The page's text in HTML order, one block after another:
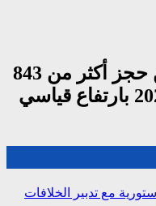
تقرير: الجمارك تتمكن من حجز أكثر من 843
ألف سيجارة مهربة في 2025 بارتفاع قياسي
مع تدبير الخلافات